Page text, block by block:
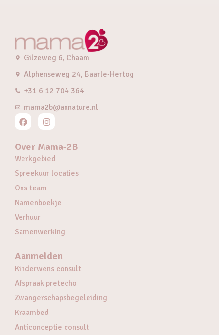
Gilzeweg 6, Chaam
Alphenseweg 24, Baarle-Hertog
+31 6 12 704 364
mama2b@annature.nl
Over Mama-2B
Werkgebied
Spreekuur locaties
Ons team
Namenboekje
Verhuur
Samenwerking
Aanmelden
Kinderwens consult
Afspraak pretecho
Zwangerschapsbegeleiding
Kraambed
Anticonceptie consult